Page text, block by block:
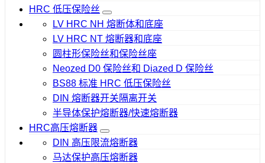
HRC 低压保险丝
LV HRC NH 熔断体和底座
LV HRC NT 熔断器和底座
圆柱形保险丝和保险丝座
Neozed D0 保险丝和 Diazed D 保险丝
BS88 标准 HRC 低压保险丝
DIN 熔断器开关隔离开关
半导体保护熔断器/快速熔断器
HRC高压熔断器
DIN 高压限流熔断器
马达保护高压熔断器